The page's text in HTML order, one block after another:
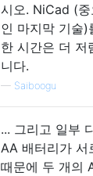
시오. NiCad (중
인 마지막 기술)
한 시간은 더 저
니다.
— Saiboogu
... 그리고 일부
AA 배터리가 서
때문에 두 개의